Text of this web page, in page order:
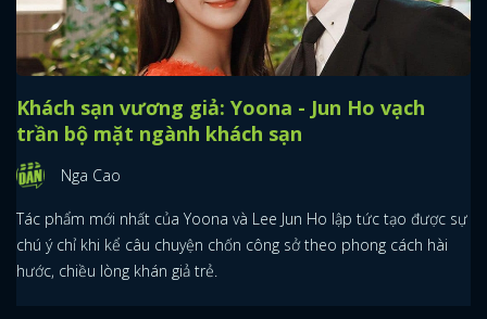
Khách sạn vương giả: Yoona - Jun Ho vạch
trần bộ mặt ngành khách sạn
Nga Cao
Tác phẩm mới nhất của Yoona và Lee Jun Ho lập tức tạo được sự
chú ý chỉ khi kể câu chuyện chốn công sở theo phong cách hài
hước, chiều lòng khán giả trẻ.